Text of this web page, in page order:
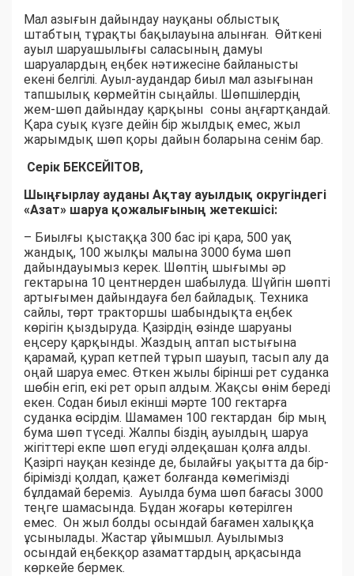
Мал азығын дайындау науқаны облыстық
штабтың тұрақты бақылауына алынған. Өйткені
ауыл шаруашылығы саласының дамуы
шаруалардың еңбек нәтижесіне байланысты
екені белгілі. Ауыл-аудандар биыл мал азығынан
тапшылық көрмейтін сыңайлы. Шөпшілердің
жем-шөп дайындау қарқыны соны аңғартқандай.
Қара суық күзге дейін бір жылдық емес, жыл
жарымдық шөп қоры дайын боларына сенім бар.
Серік БЕКСЕЙІТОВ,
Шыңғырлау ауданы Ақтау ауылдық округіндегі
«Азат» шаруа қожалығының жетекшісі:
– Биылғы қыстаққа 300 бас ірі қара, 500 уақ
жандық, 100 жылқы малына 3000 бума шөп
дайындауымыз керек. Шөптің шығымы әр
гектарына 10 центнерден шабылуда. Шүйгін шөпті
артығымен дайындауға бел байладық. Техника
сайлы, төрт тракторшы шабындықта еңбек
көрігін қыздыруда. Қазірдің өзінде шаруаны
еңсеру қарқынды. Жаздың аптап ыстығына
қарамай, қурап кетпей тұрып шауып, тасып алу да
оңай шаруа емес. Өткен жылы бірінші рет суданка
шөбін егіп, екі рет орып алдым. Жақсы өнім береді
екен. Содан биыл екінші мәрте 100 гектарға
суданка өсірдім. Шамамен 100 гектардан бір мың
бума шөп түседі. Жалпы біздің ауылдың шаруа
жігіттері екпе шөп егуді әлдеқашан қолға алды.
Қазіргі науқан кезінде де, былайғы уақытта да бір-
бірімізді қолдап, қажет болғанда көмегімізді
бұлдамай береміз. Ауылда бума шөп бағасы 3000
теңге шамасында. Бұдан жоғары көтерілген
емес. Он жыл болды осындай бағамен халыққа
ұсынылады. Жастар ұйымшыл. Ауылымыз
осындай еңбекқор азаматтардың арқасында
көркейе бермек.